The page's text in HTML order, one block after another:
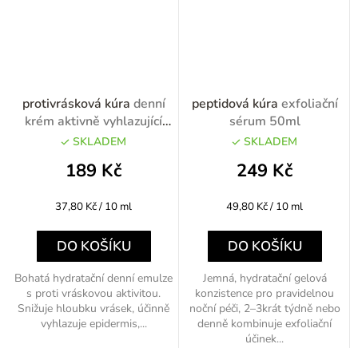
protivrásková kúra denní
krém aktivně vyhlazující
50ml
SKLADEM
189 Kč
Měrná
37,80 Kč / 10 ml
DO KOŠÍKU
Bohatá hydratační denní emulze
s proti vráskovou aktivitou.
Snižuje hloubku vrásek, účinně
vyhlazuje epidermis,...
peptidová kúra exfoliační
sérum 50ml
SKLADEM
249 Kč
Měrná
49,80 Kč / 10 ml
DO KOŠÍKU
Jemná, hydratační gelová
konzistence pro pravidelnou
noční péči, 2–3krát týdně nebo
denně kombinuje exfoliační
účinek...